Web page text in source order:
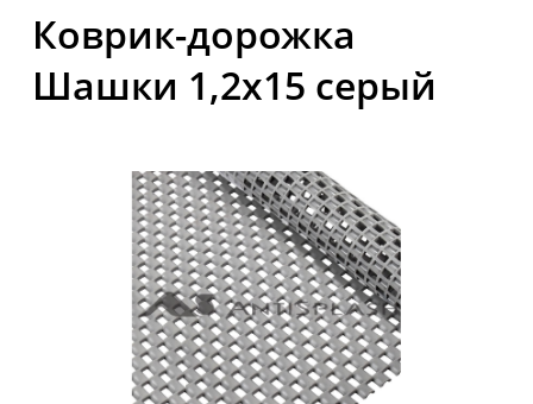
Коврик-дорожка
Шашки 1,2х15 серый